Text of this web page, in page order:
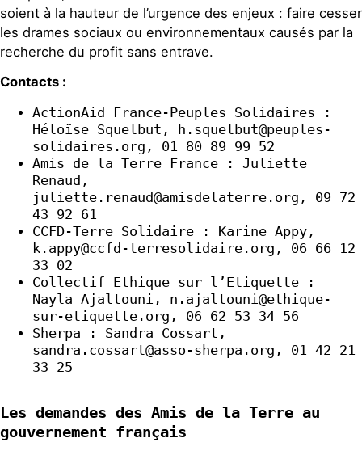
soient à la hauteur de l’urgence des enjeux : faire cesser
les drames sociaux ou environnementaux causés par la
recherche du profit sans entrave.
Contacts :
ActionAid France-Peuples Solidaires :
Héloïse Squelbut, h.squelbut@peuples-
solidaires.org, 01 80 89 99 52
Amis de la Terre France : Juliette
Renaud,
juliette.renaud@amisdelaterre.org, 09 72
43 92 61
CCFD-Terre Solidaire : Karine Appy,
k.appy@ccfd-terresolidaire.org, 06 66 12
33 02
Collectif Ethique sur l’Etiquette :
Nayla Ajaltouni, n.ajaltouni@ethique-
sur-etiquette.org, 06 62 53 34 56
Sherpa : Sandra Cossart,
sandra.cossart@asso-sherpa.org, 01 42 21
33 25
Les demandes des Amis de la Terre au
gouvernement français